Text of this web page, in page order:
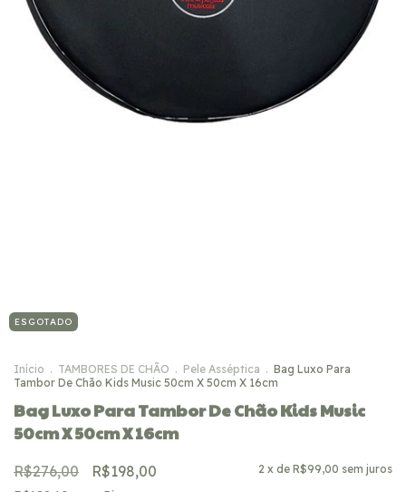
ESGOTADO
Início . TAMBORES DE CHÃO . Pele Asséptica . Bag Luxo Para
Tambor De Chão Kids Music 50cm X 50cm X 16cm
Bag Luxo Para Tambor De Chão Kids Music
50cm X 50cm X 16cm
R$276,00 R$198,00 2 x de R$99,00 sem juros